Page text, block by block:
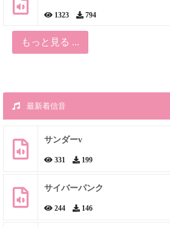
1323 794
もっと見る ...
最新着信音
サンダーv
331 199
サイバーパンク
244 146